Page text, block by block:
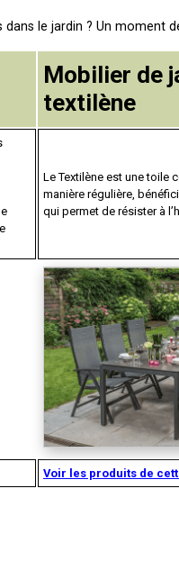
le jardin ? Un moment
Mobilier de
textilène
Le Textilène est une toile
manière régulière,
qui permet de résister à
Voir les produits de